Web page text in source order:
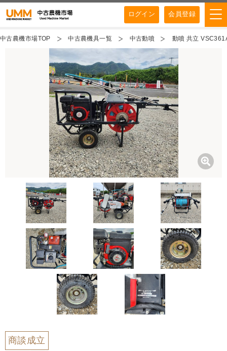
ログイン 会員登録
中古農機市場TOP 中古農機具一覧 中古動噴 動噴 共立
商談成立